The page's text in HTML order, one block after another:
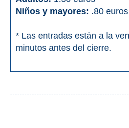
Niños y mayores: .80 euros
* Las entradas están a la
minutos antes del cierre.